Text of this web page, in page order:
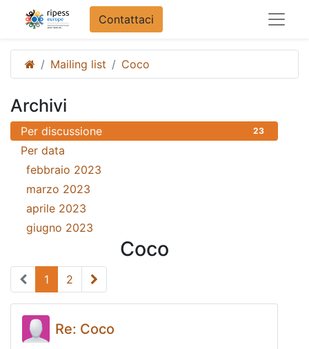
Contattaci
Mailing list Coco
Archivi
Per discussione 23
Per data
febbraio 2023
marzo 2023
aprile 2023
giugno 2023
Coco
1 2
Re: Coco